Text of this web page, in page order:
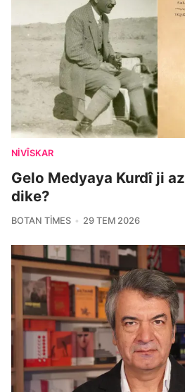
NIVÎSKAR
Gelo Medyaya Kurdî ji
dike?
BOTAN TIMES 29 TEM 2026